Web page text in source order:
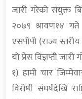
जारी गरेको संयुक्त
२०७९ श्रावण१४ गते
एसपीपी (राज्य
यो प्रेस विज्ञप्ती जारी
१) हामी चार
विरोधी संघर्षदेखि